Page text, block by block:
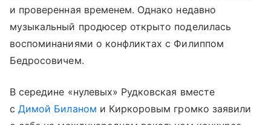
и проверенная временем. Однако недавно
музыкальный продюсер открыто поделилась
воспоминаниями о конфликтах с Филиппом
Бедросовичем.
В середине «нулевых» Рудковская вместе
сДимой Биланом и Киркоровым громко заявили